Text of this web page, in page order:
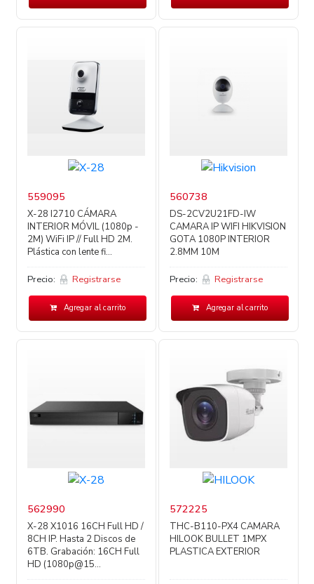
559095
X-28 I2710 CÁMARA
INTERIOR MÓVIL (1080p -
2M) WiFi IP // Full HD 2M.
Plástica con lente fi...
Precio: Registrarse
Agregar al carrito
560738
DS-2CV2U21FD-IW
CAMARA IP WIFI HIKVISION
GOTA 1080P INTERIOR
2.8MM 10M
Precio: Registrarse
Agregar al carrito
562990
X-28 X1016 16CH Full HD /
8CH IP. Hasta 2 Discos de
6TB. Grabación: 16CH Full
HD (1080p@15...
572225
THC-B110-PX4 CAMARA
HILOOK BULLET 1MPX
PLASTICA EXTERIOR